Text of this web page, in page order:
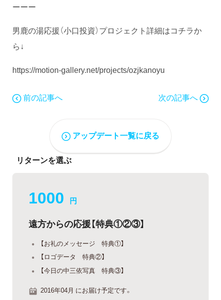
ーーー
男鹿の湯応援（小口投資）プロジェクト詳細はコチラか
ら↓
https://motion-gallery.net/projects/ozjkanoyu
前の記事へ 次の記事へ
アップデート一覧に戻る
リターンを選ぶ
1000 円
遠方からの応援【特典①②③】
【お礼のメッセージ 特典①】
【ロゴデータ 特典②】
【今日の中三依写真 特典③】
2016年04月 にお届け予定です。